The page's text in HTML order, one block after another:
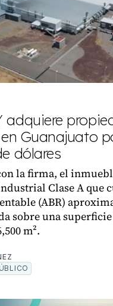
adquiere
Guanajuato
dólares
la firma, el
Clase A que
(ABR)
sobre una
m².